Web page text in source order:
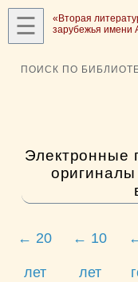
☰
«Вторая
зарубежья имени
ПОИСК ПО
Электронные
← 20
лет
← 10
лет